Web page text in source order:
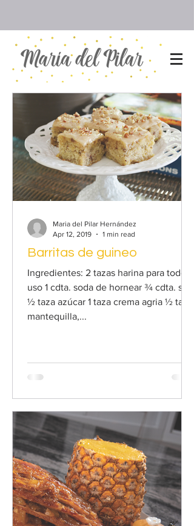
Barritas de guineo
Ingredientes: 2 tazas harina para todo
uso 1 cdta. soda de hornear ¾ cdta. sal 1
½ taza azúcar 1 taza crema agria ½ taza
mantequilla,...
Maria del Pilar Hernández
Apr 12, 2019
1 min read